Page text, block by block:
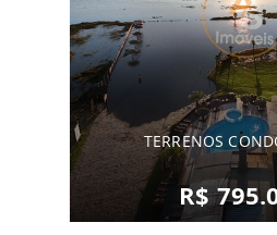
TERRENOS
R$